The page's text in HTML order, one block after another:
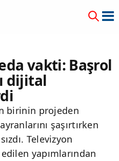
vakti: Başrol
dijital
birinin projeden
şaşırtırken
Televizyon
yapımlarından